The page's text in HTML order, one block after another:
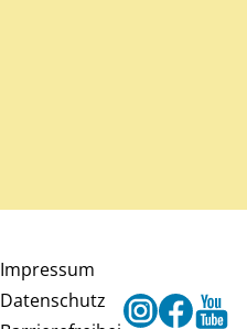
Impressum
Datenschutz
Instagram